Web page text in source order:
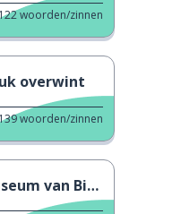
woorden/zinnen
overwint
woorden/zinnen
Birmingham